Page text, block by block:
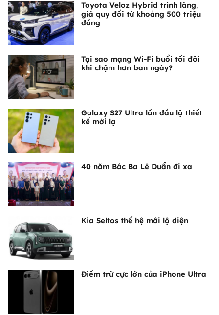
Toyota Veloz Hybrid trình làng,
giá quy đổi từ khoảng 500 triệu
đồng
Tại sao mạng Wi-Fi buổi tối đôi
khi chậm hơn ban ngày?
Galaxy S27 Ultra lần đầu lộ thiết
kế mới lạ
40 năm Bác Ba Lê Duẩn đi xa
Kia Seltos thế hệ mới lộ diện
Điểm trừ cực lớn của iPhone Ultra